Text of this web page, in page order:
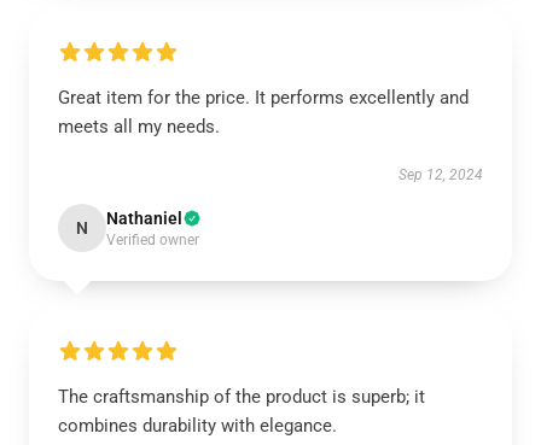
Great item for the price. It performs excellently and
meets all my needs.
Sep 12, 2024
N Nathaniel
Verified owner
The craftsmanship of the product is superb; it
combines durability with elegance.